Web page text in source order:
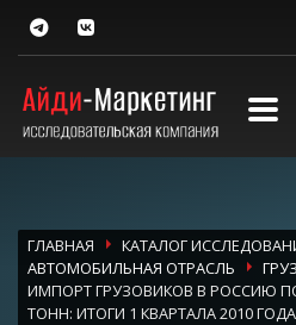
ГЛАВНАЯ
КАТАЛОГ
АВТОМОБИЛЬНАЯ ОТРАСЛЬ
ИМПОРТ ГРУЗОВИКОВ В РОССИЮ
ТОНН: ИТОГИ 1 КВАРТАЛА 2010 ГОДА